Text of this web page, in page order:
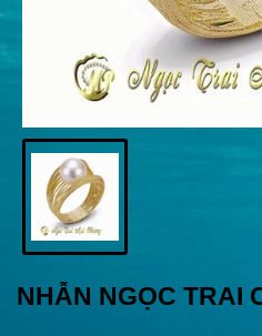
NHẪN NGỌC TRAI